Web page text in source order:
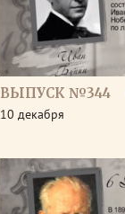
ВЫПУСК №344
10 декабря